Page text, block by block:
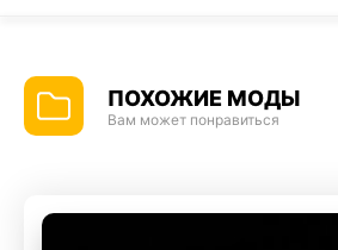
ПОХОЖИЕ МОДЫ
Вам может понравиться